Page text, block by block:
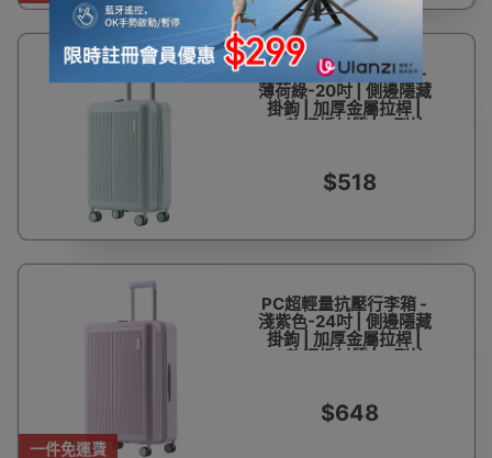
PC超輕量抗壓行李箱 -
薄荷綠-20吋 | 側邊隱藏
掛鉤 | 加厚金屬拉桿 |
PC軟鋼板材質 | U型拉
$518
一件免運費
PC超輕量抗壓行李箱 -
淺紫色-24吋 | 側邊隱藏
掛鉤 | 加厚金屬拉桿 |
PC軟鋼板材質 | U型拉
$648